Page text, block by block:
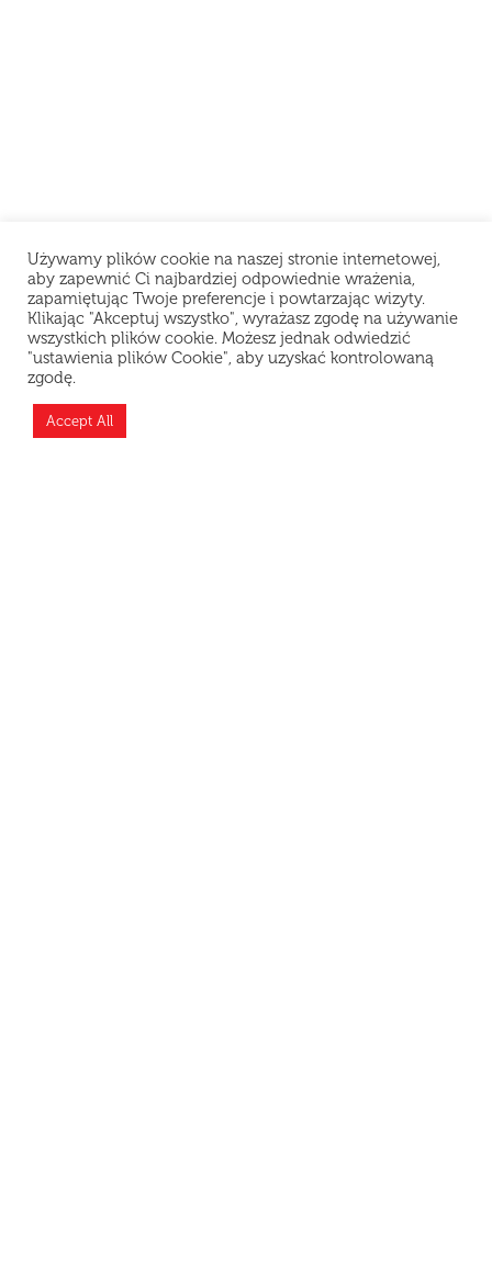
Teraz jesteśmy zamknięci i odpoczywamy, ale
możesz złożyć zamówienie z wyprzedzeniem —
Używamy plików cookie na naszej stronie internetowej,
aby zapewnić Ci najbardziej odpowiednie wrażenia,
zapamiętując Twoje preferencje i powtarzając wizyty.
Klikając "Akceptuj wszystko", wyrażasz zgodę na używanie
wszystkich plików cookie. Możesz jednak odwiedzić
"ustawienia plików Cookie", aby uzyskać kontrolowaną
zgodę.
Accept All